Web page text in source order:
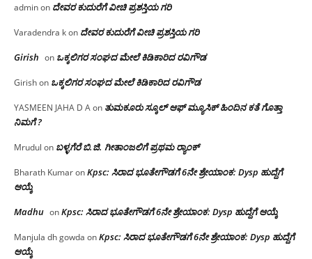
adminon ದೇವರ ಕುದುರೆಗೆ ವೀಚಿ ಪ್ರಶಸ್ತಿಯ ಗರಿ
Varadendra kon ದೇವರ ಕುದುರೆಗೆ ವೀಚಿ ಪ್ರಶಸ್ತಿಯ ಗರಿ
Girish on ಒಕ್ಕಲಿಗರ ಸಂಘದ ಮೇಲೆ ಕಿಡಿಕಾರಿದ ರವಿಗೌಡ
Girishon ಒಕ್ಕಲಿಗರ ಸಂಘದ ಮೇಲೆ ಕಿಡಿಕಾರಿದ ರವಿಗೌಡ
YASMEEN JAHA D Aon ತುಮಕೂರು ಸ್ಕೂಲ್ ಆಫ್ ಮ್ಯೂಸಿಕ್ ಹಿಂದಿನ ಕತೆ ಗೊತ್ತಾ
ನಿಮಗೆ ?
Mrudul on ಬಳ್ಳಗೆರೆ ಬಿ.ಜಿ. ಗೀತಾಂಜಲಿಗೆ ಪ್ರಥಮ ರ‌್ಯಾಂಕ್
Bharath KumaronKpsc: ಸಿರಾದ ಭೂತೇಗೌಡಗೆ 6ನೇ ಶ್ರೇಯಾಂಕ: Dysp ಹುದ್ದೆಗೆ
ಆಯ್ಕೆ
Madhu onKpsc: ಸಿರಾದ ಭೂತೇಗೌಡಗೆ 6ನೇ ಶ್ರೇಯಾಂಕ: Dysp ಹುದ್ದೆಗೆ ಆಯ್ಕೆ
Manjula dh gowda onKpsc: ಸಿರಾದ ಭೂತೇಗೌಡಗೆ 6ನೇ ಶ್ರೇಯಾಂಕ: Dysp ಹುದ್ದೆಗೆ
ಆಯ್ಕೆ